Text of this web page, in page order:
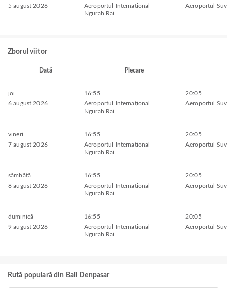
5 august 2026
Aeroportul Internațional
Ngurah Rai
Aeroportul
Zborul viitor
Dată Plecare
joi
6 august 2026
16:55
Aeroportul Internațional
Ngurah Rai
20:05
Aeroportul
vineri
7 august 2026
16:55
Aeroportul Internațional
Ngurah Rai
20:05
Aeroportul
sâmbătă
8 august 2026
16:55
Aeroportul Internațional
Ngurah Rai
20:05
Aeroportul
duminică
9 august 2026
16:55
Aeroportul Internațional
Ngurah Rai
20:05
Aeroportul
Rută populară din Bali Denpasar